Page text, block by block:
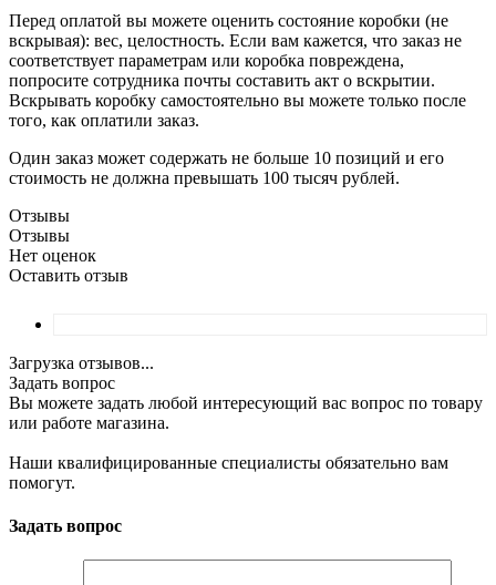
Перед оплатой вы можете оценить состояние коробки (не
вскрывая): вес, целостность. Если вам кажется, что заказ не
соответствует параметрам или коробка повреждена,
попросите сотрудника почты составить акт о вскрытии.
Вскрывать коробку самостоятельно вы можете только после
того, как оплатили заказ.
Один заказ может содержать не больше 10 позиций и его
стоимость не должна превышать 100 тысяч рублей.
Отзывы
Отзывы
Нет оценок
Оставить отзыв
Загрузка отзывов...
Задать вопрос
Вы можете задать любой интересующий вас вопрос по товару
или работе магазина.
Наши квалифицированные специалисты обязательно вам
помогут.
Задать вопрос